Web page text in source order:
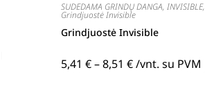
SUDEDAMA GRINDŲ DANGA, INVISIBLE,
Grindjuostė Invisible
Grindjuostė Invisible
5,41 €–8,51 €/vnt. su PVM